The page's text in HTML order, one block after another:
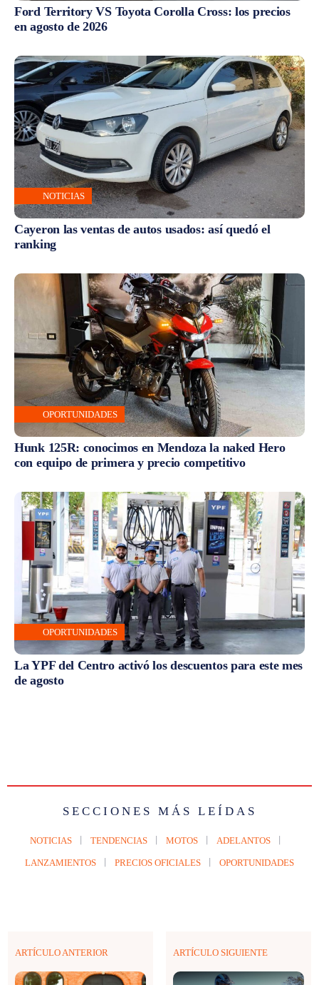
Ford Territory VS Toyota Corolla Cross: los precios
en agosto de 2026
NOTICIAS
Cayeron las ventas de autos usados: así quedó el
ranking
OPORTUNIDADES
Hunk 125R: conocimos en Mendoza la naked Hero
con equipo de primera y precio competitivo
OPORTUNIDADES
La YPF del Centro activó los descuentos para este mes
de agosto
SECCIONES MÁS LEÍDAS
NOTICIAS TENDENCIAS MOTOS ADELANTOS
LANZAMIENTOS PRECIOS OFICIALES OPORTUNIDADES
ARTÍCULO ANTERIOR ARTÍCULO SIGUIENTE